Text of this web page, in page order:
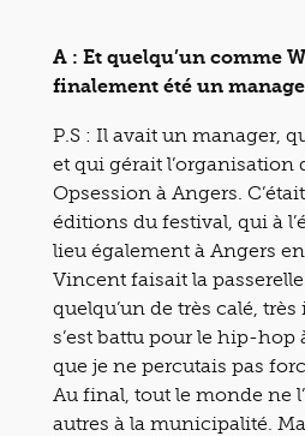
A : Et quelqu’un comme
finalement été un
P.S : Il avait un manager,
et qui gérait l’organisation
Opsession à Angers.
éditions du festival, qui à
lieu également à Angers
Vincent faisait la
quelqu’un de très calé,
s’est battu pour le hip-hop
que je ne percutais pas
Au final, tout le monde ne
autres à la municipalité.